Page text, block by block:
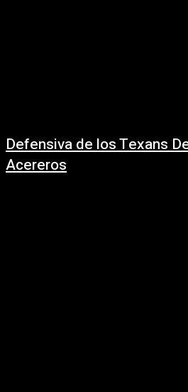
Defensiva de los Texans
Acereros